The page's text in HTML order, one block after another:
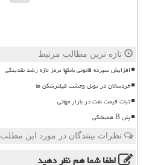
تازه ترین مطالب مرتبط
افزایش سپرده قانونی بانکها ترمز تازه رشد نقدینگی
خردسالان در تونل وحشت فیلترشکن ها
ثبات قیمت نفت در بازار جهانی
پلن B همیشگی
نظرات بینندگان در مورد این مطلب
لطفا شما همنظر دهید